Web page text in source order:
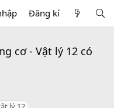
Đăng kí
cơ - Vật lý 12 có